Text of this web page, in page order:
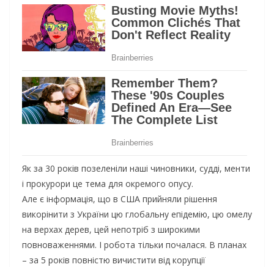
Як за 30 років позеленіли наші чиновники, судді, менти
і прокурори це тема для окремого опусу.
Але є інформація, що в США прийняли рішення
викорінити з України цю глобальну епідемію, цю омелу
на верхах дерев, цей непотріб з широкими
повноваженнями. І робота тільки почалася. В планах
– за 5 років повністю вичистити від корупції